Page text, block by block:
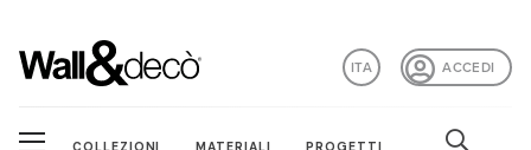
ACCEDI
ITA
COLLEZIONI MATERIALI PROGETTI